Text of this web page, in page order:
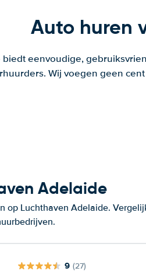
Auto huren
biedt eenvoudige,
Wij voegen geen
Adelaide
op Luchthaven Adelaide.
9 (27)